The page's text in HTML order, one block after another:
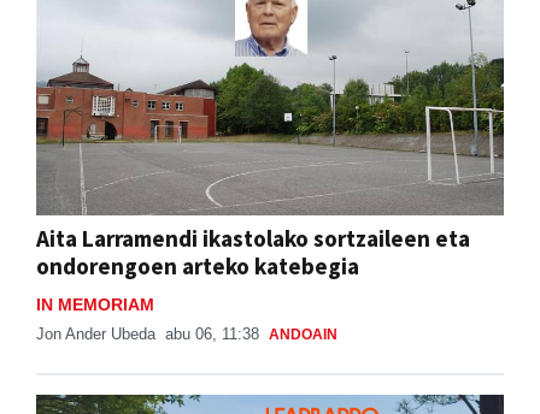
Aita Larramendi ikastolako sortzaileen eta
ondorengoen arteko katebegia
IN MEMORIAM
Jon Ander Ubeda abu 06, 11:38 ANDOAIN